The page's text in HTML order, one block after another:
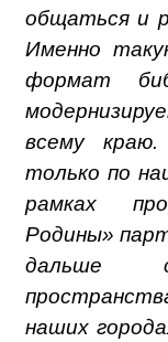
общаться и
Именно
формат
всему
только по
рамках
Родины»
дальше
наших